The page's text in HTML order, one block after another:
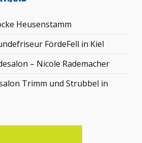
Heusenstamm
FördeFell in Kiel
– Nicole Rademacher
Trimm und Strubbel in